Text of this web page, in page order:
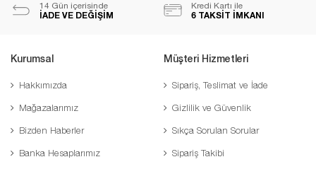
14 Gün içerisinde
İADE VE DEĞİŞİM
Kredi Kartı ile
6 TAKSİT İMKANI
Kurumsal
Hakkımızda
Mağazalarımız
Bizden Haberler
Banka Hesaplarımız
Müşteri Hizmetleri
Sipariş, Teslimat ve İade
Gizlilik ve Güvenlik
Sıkça Sorulan Sorular
Sipariş Takibi